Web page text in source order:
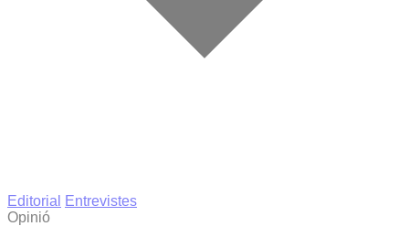
Editorial
Entrevistes
Opinió